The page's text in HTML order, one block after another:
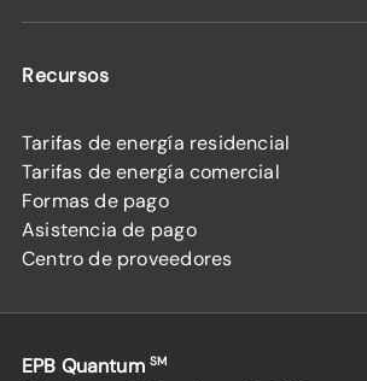
Recursos
Tarifas de energía residencial
Tarifas de energía comercial
Formas de pago
Asistencia de pago
Centro de proveedores
EPB Quantum SM